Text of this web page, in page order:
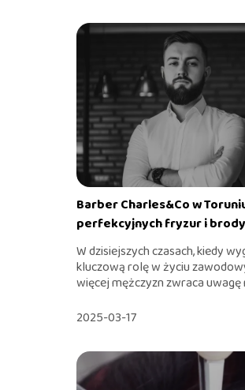
Barber Charles&Co w
perfekcyjnych fryzur i brody
W dzisiejszych czasach, kiedy
kluczową rolę w życiu
więcej mężczyzn zwraca
2025-03-17